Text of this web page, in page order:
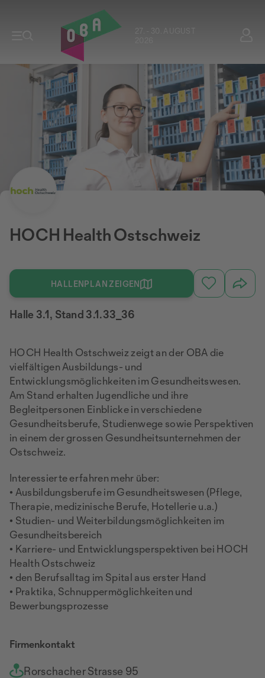
27. - 30. AUGUST
HOCH Health Ostschweiz
HALLENPLAN ZEIGEN
Halle 3.1, Stand 3.1.33_36
HOCH Health Ostschweiz zeigt an der OBA die
vielfältigen Ausbildungs- und
Entwicklungsmöglichkeiten im Gesundheitswesen.
Am Stand erhalten Jugendliche und ihre
Begleitpersonen Einblicke in verschiedene
Gesundheitsberufe, Studienwege sowie Perspektiven
in einem der grossen Gesundheitsunternehmen der
Ostschweiz.
Interessierte erfahren mehr über:
• Ausbildungsberufe im Gesundheitswesen (Pflege,
Therapie, medizinische Berufe, Hotellerie u.a.)
• Studien- und Weiterbildungsmöglichkeiten im
Gesundheitsbereich
• Karriere- und Entwicklungsperspektiven bei HOCH
Health Ostschweiz
• den Berufsalltag im Spital aus erster Hand
• Praktika, Schnuppermöglichkeiten und
Bewerbungsprozesse
Firmenkontakt
Rorschacher Strasse 95